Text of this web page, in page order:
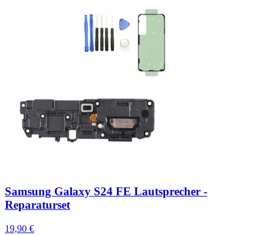
Samsung Galaxy S24 FE Lautsprecher -
Reparaturset
19,90 €